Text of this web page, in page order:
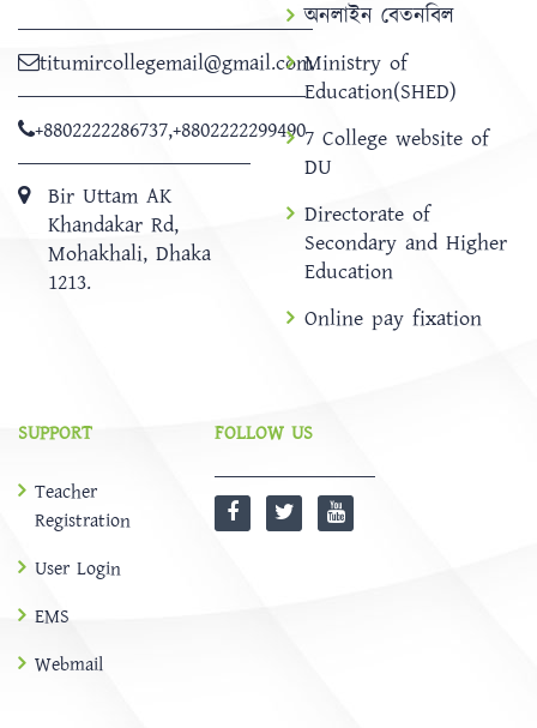
titumircollegemail@gmail.com
+8802222286737,+8802222299490
Bir Uttam AK
Khandakar Rd,
Mohakhali, Dhaka
1213.
অনলাইন বেতনবিল
Ministry of
Education(SHED)
7 College website of
DU
Directorate of
Secondary and Higher
Education
Online pay fixation
SUPPORT
Teacher
Registration
User Login
EMS
Webmail
FOLLOW US